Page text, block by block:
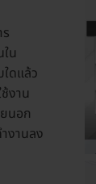
น
ดแล้ว
งาน
นอก
งานลง